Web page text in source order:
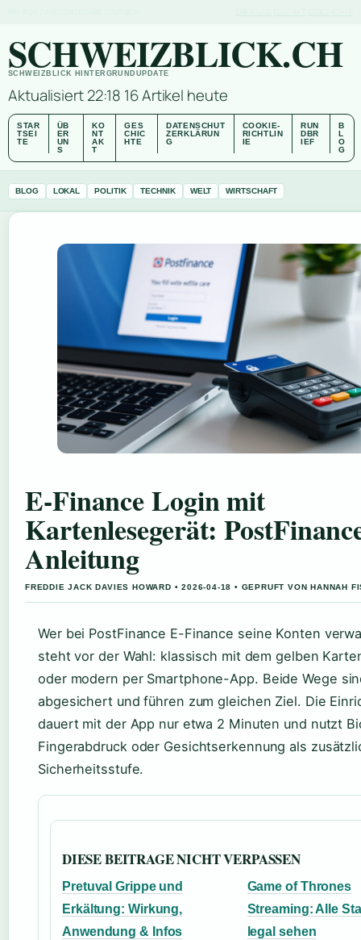
SCHWEIZBLICK.CH
SCHWEIZBLICK HINTERGRUNDUPDATE
Aktualisiert 22:18 16 Artikel heute
STAR
TSEI
TE
ÜB
ER
UN
S
KO
NT
AK
T
GES
CHIC
HTE
DATENSCHUT
ZERKLÄRUN
G
COOKIE-
RICHTLIN
IE
RUN
DBR
IEF
B
L
O
G
BLOG LOKAL POLITIK TECHNIK WELT WIRTSCHAFT
E-Finance Login mit
Kartenlesegerät:
Anleitung
FREDDIE JACK DAVIES HOWARD • 2026-04-18 • GEPRUFT VON HANNAH
Wer bei PostFinance E-Finance seine Konten
steht vor der Wahl: klassisch mit dem gelben
oder modern per Smartphone-App. Beide Wege
abgesichert und führen zum gleichen Ziel. Die
dauert mit der App nur etwa 2 Minuten und nutzt
Fingerabdruck oder Gesichtserkennung als
Sicherheitsstufe.
DIESE BEITRAGE NICHT VERPASSEN
Pretuval Grippe und
Erkältung: Wirkung,
Anwendung & Infos
Game of Thrones
Streaming: Alle
legal sehen